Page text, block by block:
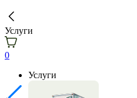
Услуги
0
Услуги